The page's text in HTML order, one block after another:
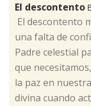
El descontento
El descontento
una falta de
Padre celestial
que
la paz en
divina cuando